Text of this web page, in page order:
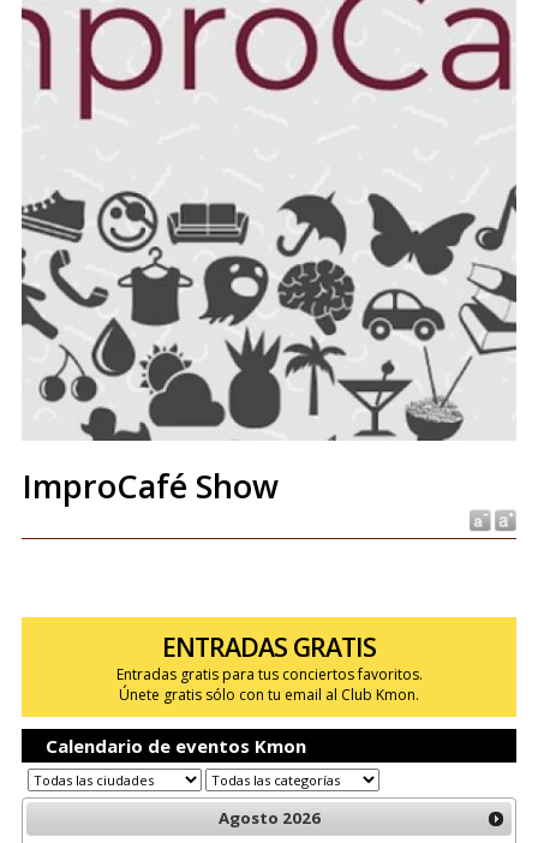
ImproCafé Show
ENTRADAS GRATIS
Entradas gratis para tus conciertos favoritos.
Únete gratis sólo con tu email al Club Kmon.
Calendario de eventos Kmon
Agosto 2026